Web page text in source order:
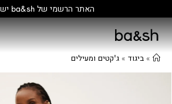
קולקציה חדשה:גלו עוד
» ביגוד » ג'קטים ומעילים